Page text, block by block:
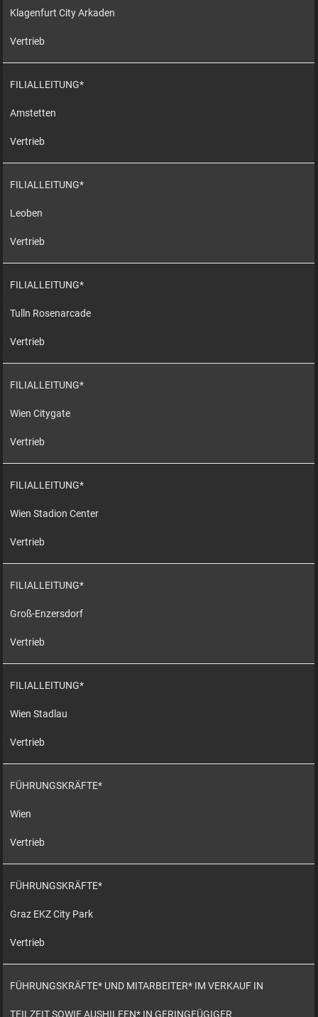
Klagenfurt City Arkaden
Vertrieb
FILIALLEITUNG*
Amstetten
Vertrieb
FILIALLEITUNG*
Leoben
Vertrieb
FILIALLEITUNG*
Tulln Rosenarcade
Vertrieb
FILIALLEITUNG*
Wien Citygate
Vertrieb
FILIALLEITUNG*
Wien Stadion Center
Vertrieb
FILIALLEITUNG*
Groß-Enzersdorf
Vertrieb
FILIALLEITUNG*
Wien Stadlau
Vertrieb
FÜHRUNGSKRÄFTE*
Wien
Vertrieb
FÜHRUNGSKRÄFTE*
Graz EKZ City Park
Vertrieb
FÜHRUNGSKRÄFTE* UND MITARBEITER* IM VERKAUF IN
TEILZEIT SOWIE AUSHILFEN* IN GERINGFÜGIGER